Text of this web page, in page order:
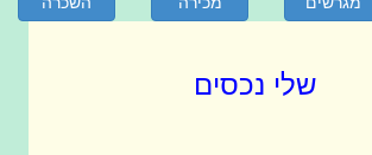
שלי נכסים